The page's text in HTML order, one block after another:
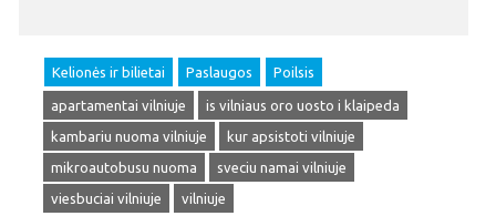
Kelionės ir bilietai Paslaugos Poilsis
apartamentai vilniuje
is vilniaus oro uosto i klaipeda
kambariu nuoma vilniuje
kur apsistoti vilniuje
mikroautobusu nuoma
sveciu namai vilniuje
viesbuciai vilniuje
vilniuje